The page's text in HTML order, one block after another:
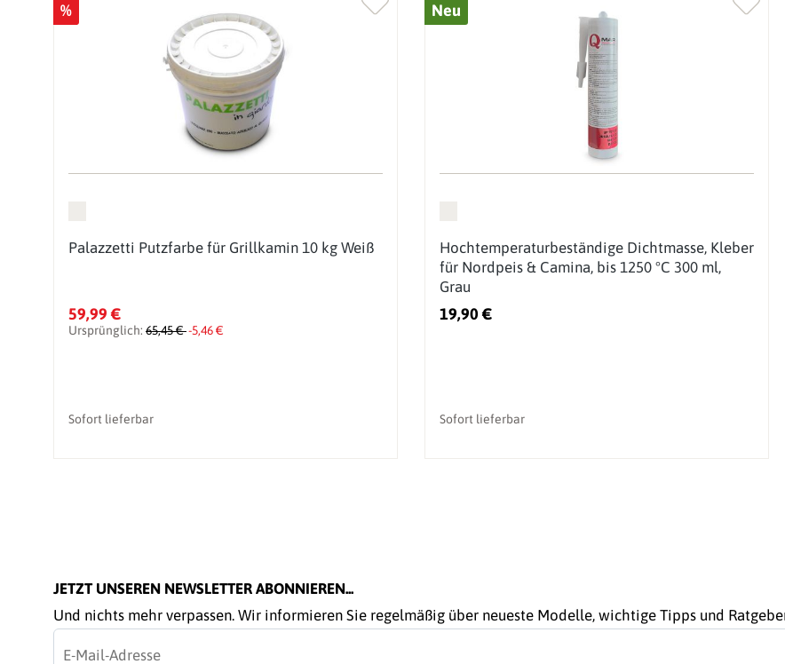
%
Palazzetti Putzfarbe für Grillkamin 10 kg Weiß
59,99 €
Ursprünglich: 65,45 €-5,46 €
Sofort lieferbar
Neu
Hochtemperaturbeständige Dichtmasse, Kleber
für Nordpeis & Camina, bis 1250 °C 300 ml,
Grau
19,90 €
Sofort lieferbar
JETZT UNSEREN NEWSLETTER ABONNIEREN...
Und nichts mehr verpassen. Wir informieren Sie regelmäßig über neueste Modelle, wichtige Tipps und